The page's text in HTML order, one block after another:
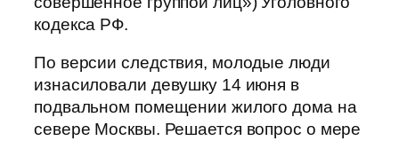
кодекса РФ.
По версии следствия, молодые люди
изнасиловали девушку 14 июня в
подвальном помещении жилого дома на
севере Москвы. Решается вопрос о мере